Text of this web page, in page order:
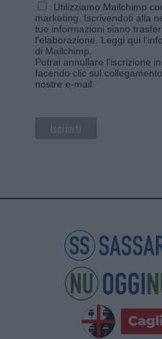
Utilizziamo Mailchimp
marketing. Iscrivendoti alla
tue informazioni siano
l'elaborazione. Leggi qui
di Mailchimp
Potrai annullare l'iscrizione
facendo clic sul
nostre e-mail.